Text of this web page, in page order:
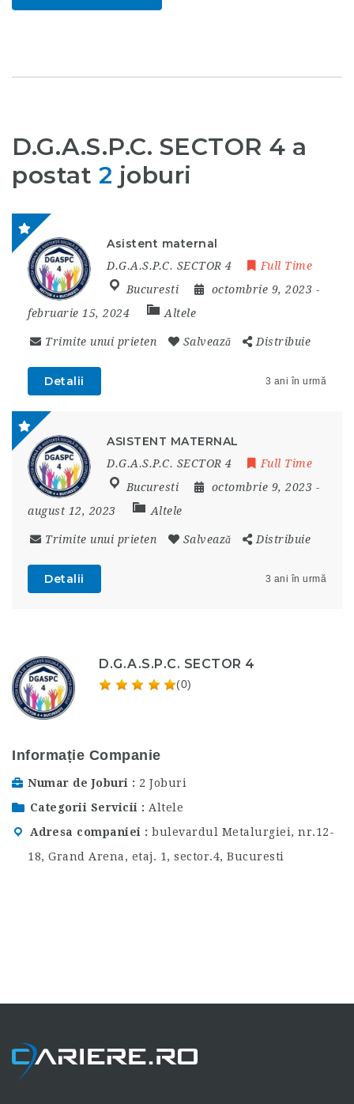
D.G.A.S.P.C. SECTOR 4 a
postat 2 joburi
Asistent maternal
D.G.A.S.P.C. SECTOR 4
Full Time
Bucuresti
octombrie 9, 2023 -
februarie 15, 2024
Altele
Trimite unui prieten Salvează Distribuie
Detalii 3 ani în urmă
ASISTENT MATERNAL
D.G.A.S.P.C. SECTOR 4
Full Time
Bucuresti
octombrie 9, 2023 -
august 12, 2023
Altele
Trimite unui prieten Salvează Distribuie
Detalii 3 ani în urmă
D.G.A.S.P.C. SECTOR 4
(0)
Informație Companie
Numar de Joburi
2 Joburi
Categorii Servicii
Altele
Adresa companiei
bulevardul Metalurgiei, nr.12-
18, Grand Arena, etaj. 1, sector.4, Bucuresti